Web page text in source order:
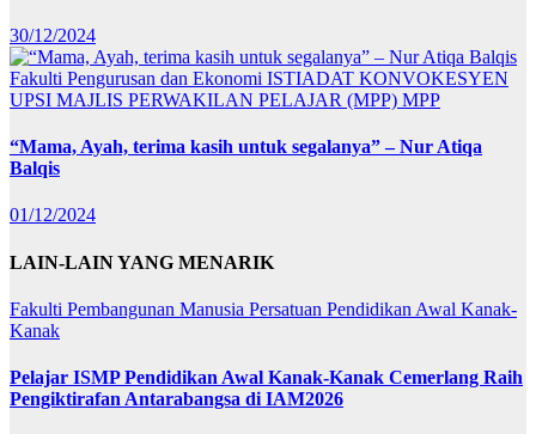
30/12/2024
Fakulti Pengurusan dan Ekonomi ISTIADAT KONVOKESYEN
UPSI MAJLIS PERWAKILAN PELAJAR (MPP) MPP
“Mama, Ayah, terima kasih untuk segalanya” – Nur Atiqa
Balqis
01/12/2024
LAIN-LAIN YANG MENARIK
Fakulti Pembangunan Manusia Persatuan Pendidikan Awal Kanak-
Kanak
Pelajar ISMP Pendidikan Awal Kanak-Kanak Cemerlang Raih
Pengiktirafan Antarabangsa di IAM2026